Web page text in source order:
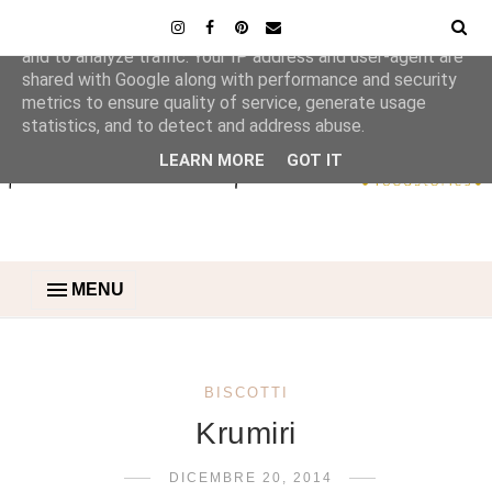
MENU
BISCOTTI
Krumiri
DICEMBRE 20, 2014
This site uses cookies from Google to deliver its services
and to analyze traffic. Your IP address and user-agent are
shared with Google along with performance and security
metrics to ensure quality of service, generate usage
statistics, and to detect and address abuse.
LEARN MORE GOT IT